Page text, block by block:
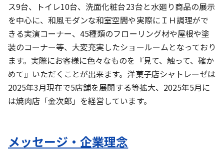
ス9台、トイレ10台、洗面化粧台23台と水廻り商品の展示
を中心に、和風モダンな和室空間や実際にＩＨ調理がで
きる実演コーナー、45種類のフローリング材や屋根や塗
装のコーナー等、大変充実したショールームとなっており
ます。実際にお客様に色々なものを『見て、触って、確か
めて』いただくことが出来ます。洋菓子店シャトレーゼは
2025年3月現在で5店舗を展開する等拡大、2025年5月に
は焼肉店「金次郎」を経営しています。
メッセージ・企業理念